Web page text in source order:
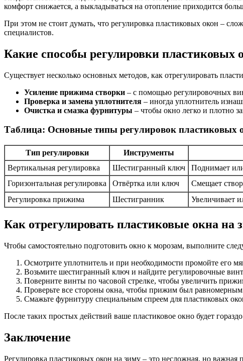
комфорт снижается, а выкладываться на отопление приходится
При этом не стоит думать, что регулировка пластиковых окон –
специалистов.
Какие способы регулировки пластиковых
Существует несколько основных методов, как отрегулировать
Усиление прижима створки – с помощью регулировочных
Проверка и замена уплотнителя – иногда уплотнитель
Очистка и смазка фурнитуры – чтобы окно легко и плотно
Таблица: Основные типы регулировок пластиковых
Тип регулировки Инструменты
Вертикальная регулировка
Шестигранный ключ Поднимает
Горизонтальная регулировка
Отвёртка или ключ Смещает
Регулировка прижима
Шестигранник Увеличивает
Как отрегулировать пластиковые окна
Чтобы самостоятельно подготовить окно к морозам, выполните
Осмотрите уплотнитель и при необходимости промойте его
Возьмите шестигранный ключ и найдите регулировочные
Поверните винты по часовой стрелке, чтобы увеличить
Проверьте все стороны окна, чтобы прижим был
Смажьте фурнитуру специальным спреем для пластиковых
После таких простых действий ваше пластиковое окно будет
Заключение
Регулировка пластиковых окон на зиму – это несложная, но важная